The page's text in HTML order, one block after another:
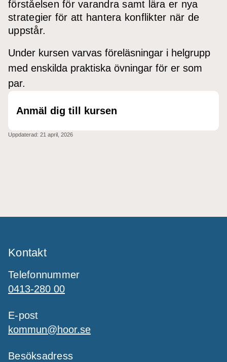
förståelsen för varandra samt lära er nya
strategier för att hantera konflikter när de
uppstår.
Under kursen varvas föreläsningar i helgrupp
med enskilda praktiska övningar för er som
par.
Anmäl dig till kursen
Uppdaterad: 21 april, 2026
Kontakt
Telefonnummer
0413-280 00
E-post
kommun@hoor.se
Besöksadress